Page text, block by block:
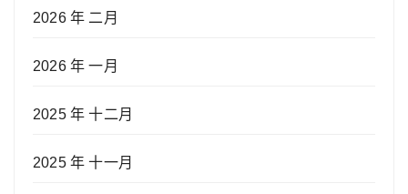
2026 年 二月
2026 年 一月
2025 年 十二月
2025 年 十一月